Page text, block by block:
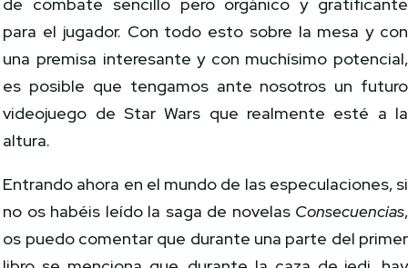
para el jugador. Con todo esto sobre la mesa y con
una premisa interesante y con muchísimo potencial,
es posible que tengamos ante nosotros un futuro
videojuego de Star Wars que realmente esté a la
altura.
Entrando ahora en el mundo de las especulaciones, si
no os habéis leído la saga de novelas Consecuencias,
os puedo comentar que durante una parte del primer